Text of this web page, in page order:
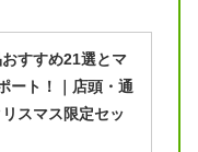
すすめ21選とマ
ート！｜店頭・通
スマス限定セッ